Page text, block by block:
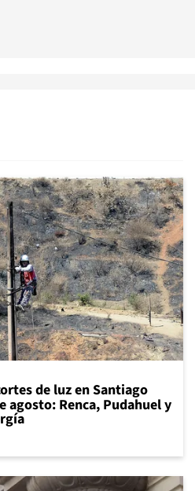
de luz en Santiago
agosto: Renca, Pudahuel y